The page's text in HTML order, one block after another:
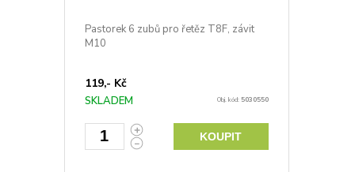
Pastorek 6 zubů pro řetěz T8F, závit
M10
119,- Kč
SKLADEM Obj. kód: 5030550
KOUPIT